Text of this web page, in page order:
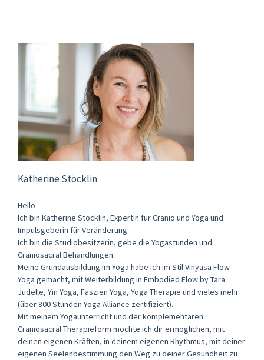
Katherine Stöcklin
Hello
Ich bin Katherine Stöcklin, Expertin für Cranio und Yoga und
Impulsgeberin für Veränderung.
Ich bin die Studiobesitzerin, gebe die Yogastunden und
Craniosacral Behandlungen.
Meine Grundausbildung im Yoga habe ich im Stil Vinyasa Flow
Yoga gemacht, mit Weiterbildung in Embodied Flow by Tara
Judelle, Yin Yoga, Faszien Yoga, Yoga Therapie und vieles mehr
(über 800 Stunden Yoga Alliance zertifiziert).
Mit meinem Yogaunterricht und der komplementären
Craniosacral Therapieform möchte ich dir ermöglichen, mit
deinen eigenen Kräften, in deinem eigenen Rhythmus, mit deiner
eigenen Seelenbestimmung den Weg zu deiner Gesundheit zu